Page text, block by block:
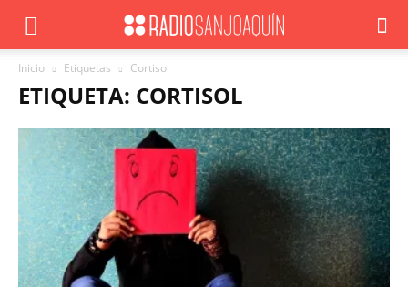
Inicio Etiquetas Cortisol
ETIQUETA: CORTISOL